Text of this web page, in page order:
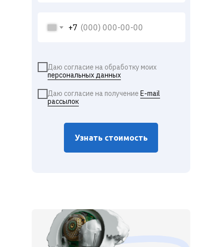
+7
Узнать стоимость
Даю согласие на обработку моих
персональных данных
Даю согласие на получение E-mail
рассылок